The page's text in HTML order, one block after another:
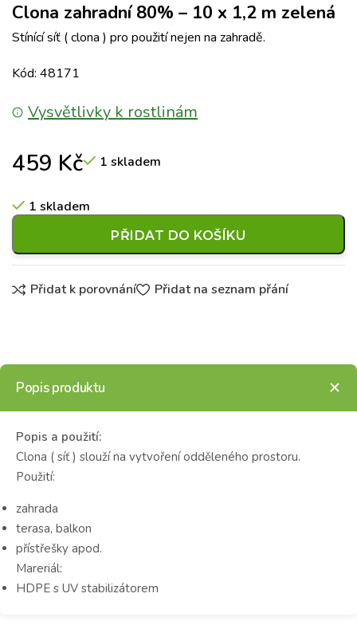
Clona zahradní 80% – 10 x 1,2 m zelená
Stínící síť ( clona ) pro použití nejen na zahradě.
Kód: 48171
Vysvětlivky k rostlinám
459 Kč 1 skladem
1 skladem
PŘIDAT DO KOŠÍKU
Přidat k porovnání Přidat na seznam přání
Popis produktu
Popis a použití:
Clona ( síť ) slouží na vytvoření odděleného prostoru.
Použití:
zahrada
terasa, balkon
přístřešky apod.
Mareriál:
HDPE s UV stabilizátorem